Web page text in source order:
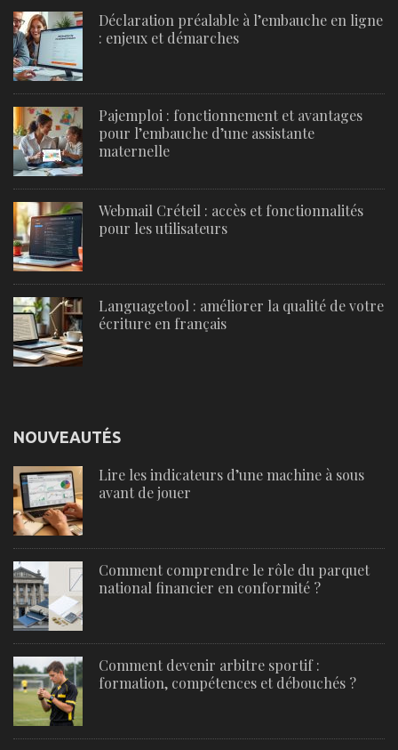
Déclaration préalable à l’embauche en ligne
: enjeux et démarches
Pajemploi : fonctionnement et avantages
pour l’embauche d’une assistante
maternelle
Webmail Créteil : accès et fonctionnalités
pour les utilisateurs
Languagetool : améliorer la qualité de votre
écriture en français
NOUVEAUTÉS
Lire les indicateurs d’une machine à sous
avant de jouer
Comment comprendre le rôle du parquet
national financier en conformité ?
Comment devenir arbitre sportif :
formation, compétences et débouchés ?